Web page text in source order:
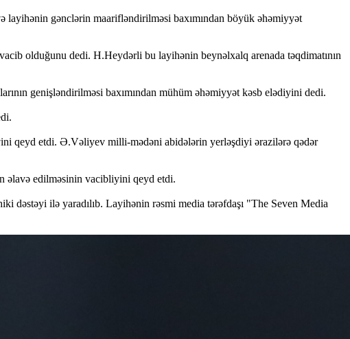
layihənin gənclərin maarifləndirilməsi baxımından böyük əhəmiyyət
olduğunu dedi. H.Heydərli bu layihənin beynəlxalq arenada təqdimatının
genişləndirilməsi baxımından mühüm əhəmiyyət kəsb elədiyini dedi.
qeyd etdi. Ə.Vəliyev milli-mədəni abidələrin yerləşdiyi ərazilərə qədər
əlavə edilməsinin vacibliyini qeyd etdi.
ilə yaradılıb. Layihənin rəsmi media tərəfdaşı "The Seven Media